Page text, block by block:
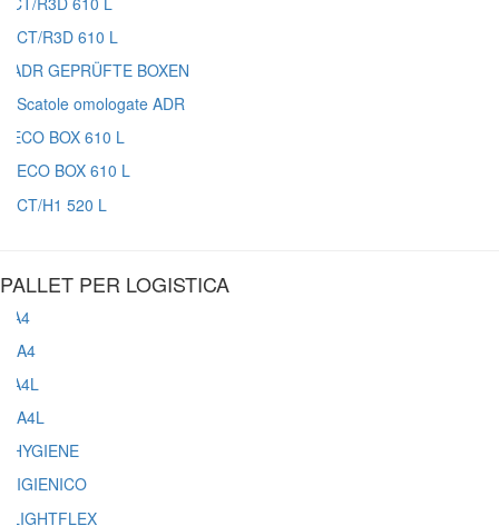
CT/R3D 610 L
Scatole omologate ADR
ECO BOX 610 L
CT/H1 520 L
PALLET PER LOGISTICA
A4
A4L
IGIENICO